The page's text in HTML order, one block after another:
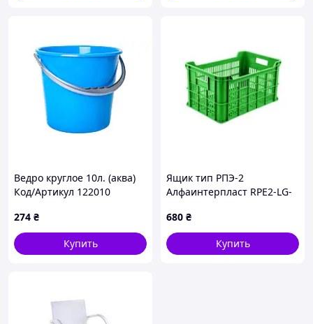
Ведро круглое 10л. (аква)
Код/Артикул 122010
274 ₴
Купить
Ящик тип РПЭ-2
Алфаинтерпласт RPE2-LG-
680 ₴
Купить